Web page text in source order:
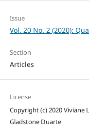
Issue
Vol. 20 No. 2 (2020):
Section
Articles
License
Copyright (c) 2020 Viviane
Gladstone Duarte